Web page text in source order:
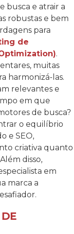
busca e atrair a
robustas e bem
para
de
.
muitas
harmonizá-las.
relevantes e
em que
de busca?
o equilíbrio
e SEO,
criativa quanto
disso,
em
marca a